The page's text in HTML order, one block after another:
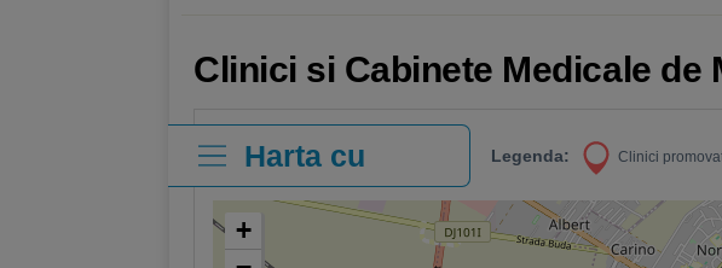
Clinici si Cabinete Medicale
Harta cu
clinici
Legenda: Clinici
+